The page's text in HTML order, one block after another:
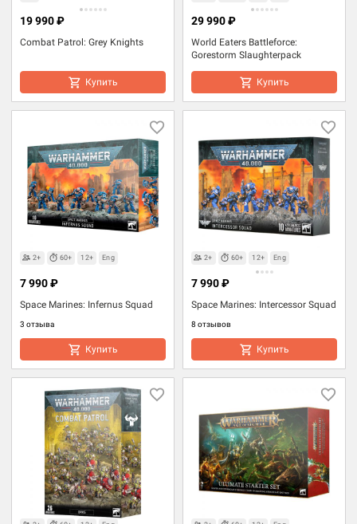
Combat Patrol: Grey Knights
19 990 ₽
Купить
World Eaters Battleforce:
Gorestorm Slaughterpack
29 990 ₽
Купить
2+ 60+ 12+ Eng
Space Marines: Infernus Squad
3 отзыва
7 990 ₽
Купить
2+ 60+ 12+ Eng
Space Marines: Intercessor Squad
8 отзывов
7 990 ₽
Купить